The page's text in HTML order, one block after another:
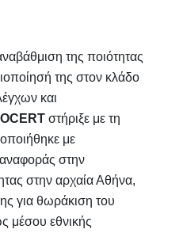
της ποιότητας
της στον κλάδο
και
στήριξε με τη
με
αναφοράς στην
στην αρχαία Αθήνα,
για θωράκιση του
μέσου εθνικής